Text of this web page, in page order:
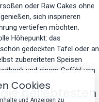
oder Raw Cakes ohne
sich inspirieren
vertiefen möchten.
Höhepunkt: das
gedeckten Tafel oder an
zubereiteten Speisen
und einem Gefühl von
beliebtesten
Cookies
und Anzeigen zu